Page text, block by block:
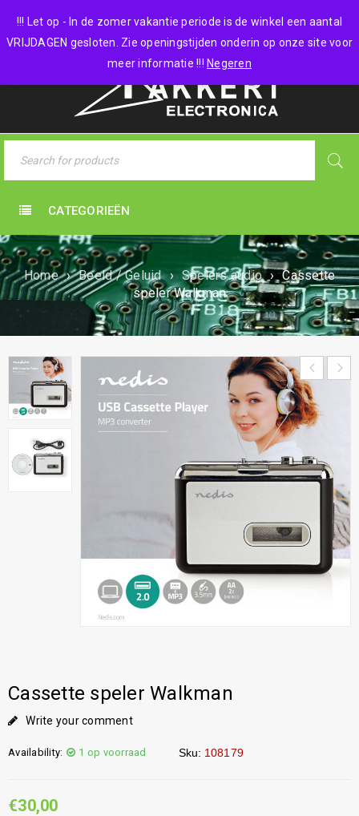
!!! Let op - In de zomer vakantie periode is de winkel een aantal
VRIJDAGEN gesloten. Zie openingstijden onderin op onze site voor
meer informatie !!! Negeren
0 items - €0,00
CATEGORIEËN
Home › Beeld / Geluid › Spelers audio › Cassette
speler Walkman
Cassette speler Walkman
Write your comment
Availability: 1 op voorraad Sku: 108179
€30,00